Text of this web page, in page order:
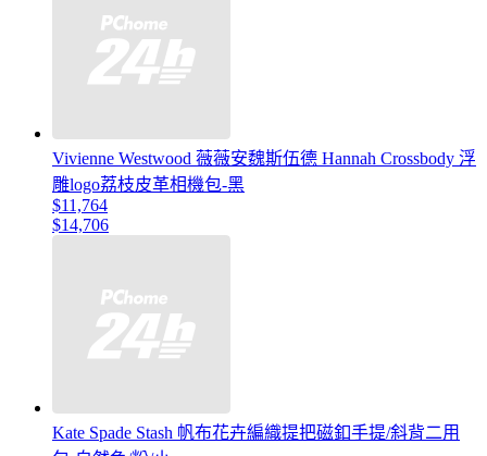
Vivienne Westwood 薇薇安魏斯伍德 Hannah Crossbody 浮
雕logo荔枝皮革相機包-黑
$11,764
$14,706
Kate Spade Stash 帆布花卉編織提把磁釦手提/斜背二用